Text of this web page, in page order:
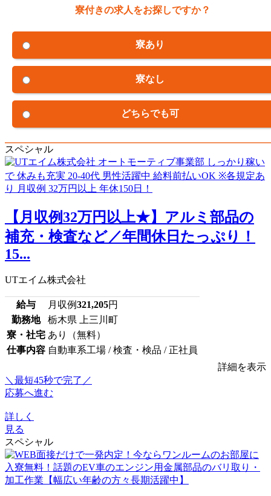
寮付きの求人をお探しですか？
寮あり
寮なし
どちらでも可
スペシャル
【月収例32万円以上★】アルミ部品の
補充・検査など／年間休日たっぷり！
15...
UTエイム株式会社
給与 月収例321,205円
勤務地
栃木県 上三川町
寮・社宅 あり（無料）
仕事内容 自動車系工場 / 検査・検品 / 正社員
詳細を表示
＼最短45秒で完了／
応募へ進む
詳しく
見る
スペシャル